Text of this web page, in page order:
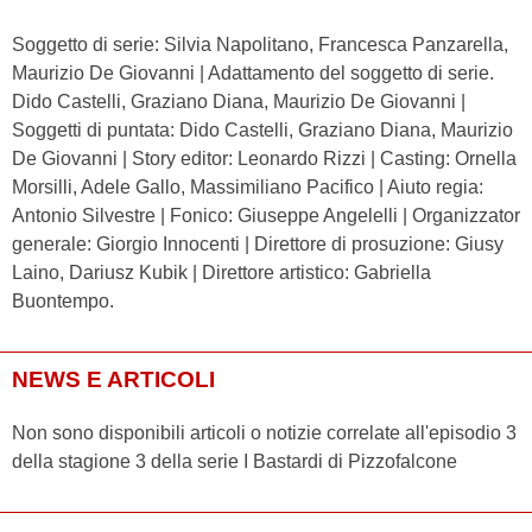
Soggetto di serie: Silvia Napolitano, Francesca Panzarella,
Maurizio De Giovanni | Adattamento del soggetto di serie.
Dido Castelli, Graziano Diana, Maurizio De Giovanni |
Soggetti di puntata: Dido Castelli, Graziano Diana, Maurizio
De Giovanni | Story editor: Leonardo Rizzi | Casting: Ornella
Morsilli, Adele Gallo, Massimiliano Pacifico | Aiuto regia:
Antonio Silvestre | Fonico: Giuseppe Angelelli | Organizzator
generale: Giorgio Innocenti | Direttore di prosuzione: Giusy
Laino, Dariusz Kubik | Direttore artistico: Gabriella
Buontempo.
NEWS E ARTICOLI
Non sono disponibili articoli o notizie correlate all'episodio 3
della stagione 3 della serie I Bastardi di Pizzofalcone